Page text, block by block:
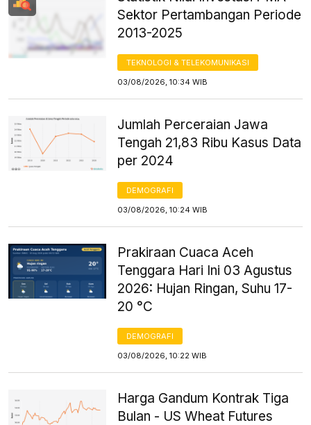
Sektor Pertambangan Periode
2013-2025
TEKNOLOGI & TELEKOMUNIKASI
03/08/2026, 10:34 WIB
Jumlah Perceraian Jawa
Tengah 21,83 Ribu Kasus Data
per 2024
DEMOGRAFI
03/08/2026, 10:24 WIB
Prakiraan Cuaca Aceh
Tenggara Hari Ini 03 Agustus
2026: Hujan Ringan, Suhu 17-
20 °C
DEMOGRAFI
03/08/2026, 10:22 WIB
Harga Gandum Kontrak Tiga
Bulan - US Wheat Futures